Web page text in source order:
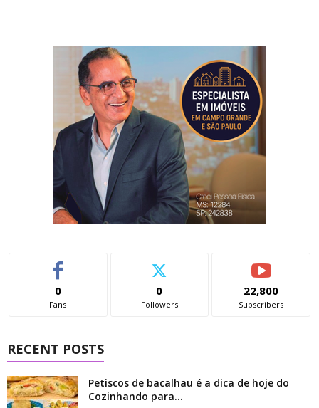
0
Fans
0
Followers
22,800
Subscribers
RECENT POSTS
Petiscos de bacalhau é a dica de hoje do
Cozinhando para...